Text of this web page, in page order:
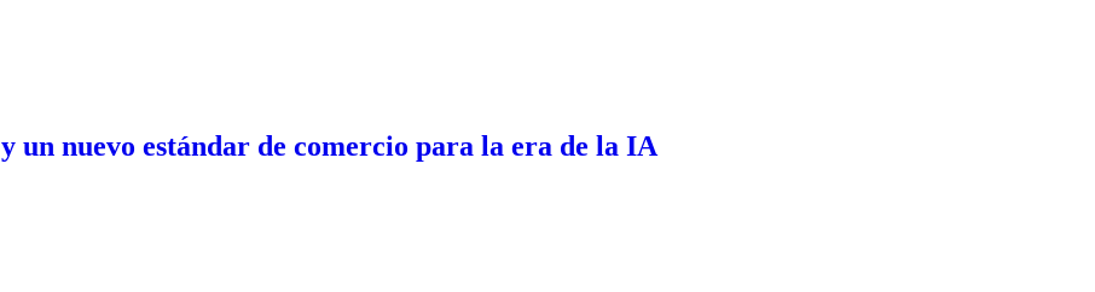
un nuevo estándar de comercio para la era de la IA